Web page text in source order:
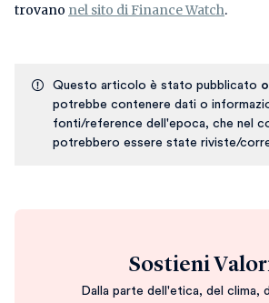
trovano nel sito di Finance Watch.
Questo articolo è stato pubblicato
potrebbe contenere dati o
fonti/reference dell'epoca, che nel
potrebbero essere state riviste/
Sostieni
Dalla parte dell'etica, del clima,